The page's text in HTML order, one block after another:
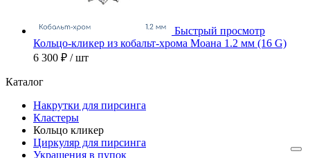
Быстрый просмотр
Кольцо-кликер из кобальт-хрома Моана 1.2 мм (16 G)
6 300 ₽ / шт
Каталог
Накрутки для пирсинга
Кластеры
Кольцо кликер
Циркуляр для пирсинга
Украшения в пупок